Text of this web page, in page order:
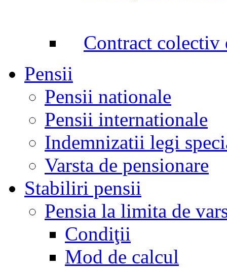
Contract colectiv
Pensii
Pensii nationale
Pensii internationale
Indemnizatii legi
Varsta de pensionare
Stabiliri pensii
Pensia la limita de
Condiţii
Mod de calcul